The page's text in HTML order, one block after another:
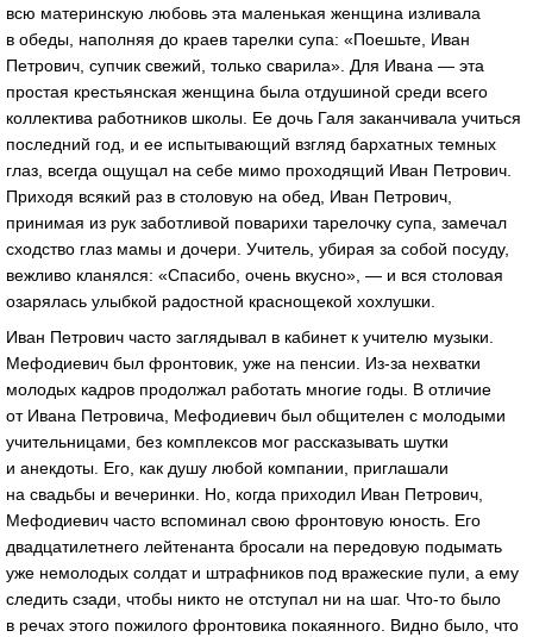
всю материнскую любовь эта маленькая женщина изливала
в обеды, наполняя до краев тарелки супа: «Поешьте, Иван
Петрович, супчик свежий, только сварила». Для Ивана — эта
простая крестьянская женщина была отдушиной среди всего
коллектива работников школы. Ее дочь Галя заканчивала учиться
последний год, и ее испытывающий взгляд бархатных темных
глаз, всегда ощущал на себе мимо проходящий Иван Петрович.
Приходя всякий раз в столовую на обед, Иван Петрович,
принимая из рук заботливой поварихи тарелочку супа, замечал
сходство глаз мамы и дочери. Учитель, убирая за собой посуду,
вежливо кланялся: «Спасибо, очень вкусно», — и вся столовая
озарялась улыбкой радостной краснощекой хохлушки.
Иван Петрович часто заглядывал в кабинет к учителю музыки.
Мефодиевич был фронтовик, уже на пенсии. Из-за нехватки
молодых кадров продолжал работать многие годы. В отличие
от Ивана Петровича, Мефодиевич был общителен с молодыми
учительницами, без комплексов мог рассказывать шутки
и анекдоты. Его, как душу любой компании, приглашали
на свадьбы и вечеринки. Но, когда приходил Иван Петрович,
Мефодиевич часто вспоминал свою фронтовую юность. Его
двадцатилетнего лейтенанта бросали на передовую подымать
уже немолодых солдат и штрафников под вражеские пули, а ему
следить сзади, чтобы никто не отступал ни на шаг. Что-то было
в речах этого пожилого фронтовика покаянного. Видно было, что